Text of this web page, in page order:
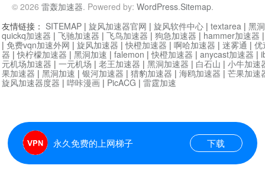
© 2026 雷轰加速器. Powered by: WordPress.Sitemap.
永久免费的上网梯子 下载
友情链接： SITEMAP | 旋风加速器官网 | 旋风软件中心 | textarea | 黑
quickq加速器 | 飞驰加速器 | 飞鸟加速器 | 狗急加速器 | hammer加速器
| 免费vqn加速外网 | 旋风加速器 |快橙加速器 | 啊哈加速器 | 迷雾通 | 优
器 |快柠檬加速器 | 黑洞加速 | falemon |快橙加速器 | anycast加速器 |
元机场加速器 | 一元机场 | 老王加速器 | 黑洞加速器 | 白石山 | 小牛加速
果加速器 | 黑洞加速 | 银河加速器 | 猎豹加速器 | 海鸥加速器 | 芒果加速
旋风加速器度器 | 哔咔漫画 | PicACG | 雷霆加速